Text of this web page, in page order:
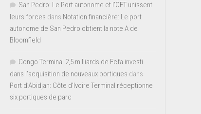
San Pedro: Le Port autonome et l’OFT unissent
leurs forces dans Notation financière: Le port
autonome de San Pedro obtient la note A de
Bloomfield
Congo Terminal 2,5 milliards de Fcfa investi
dans l’acquisition de nouveaux portiques dans
Port d’Abidjan: Côte d’Ivoire Terminal réceptionne
six portiques de parc